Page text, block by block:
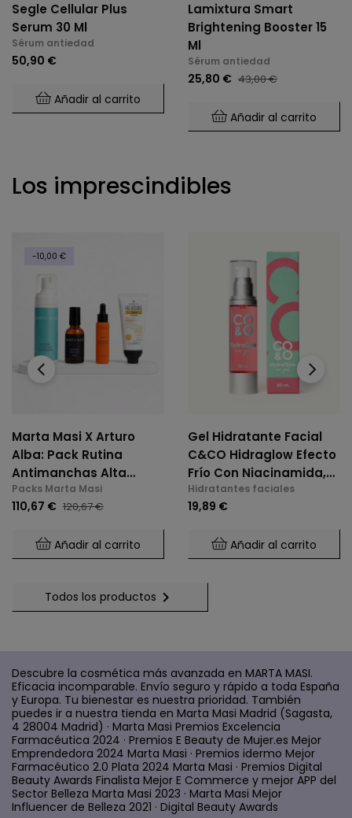
Segle Cellular Plus
Serum 30 Ml
Sérum antiedad
50,90 €
Añadir al carrito
Lamixtura Smart
Brightening Booster 15
Ml
Sérum antiedad
25,80 € 43,00 €
Añadir al carrito
Los imprescindibles
-10,00 €
Marta Masi X Arturo
Alba: Pack Rutina
Antimanchas Alta
Potencia
Packs Marta Masi
110,67 € 120,67 €
Añadir al carrito
Gel Hidratante Facial
C&CO Hidraglow Efecto
Frío Con Niacinamida,
Xylitol, Panthenol,
Elastina Marina, Para
Hidratantes faciales
19,89 €
Añadir al carrito
‹ ›
Todos los productos 
Descubre la cosmética más avanzada en MARTA MASI.
Eficacia incomparable. Envío seguro y rápido a toda España
y Europa. Tu bienestar es nuestra prioridad. También
puedes ir a nuestra tienda en Marta Masi Madrid (Sagasta,
4 28004 Madrid) · Marta Masi Premios Excelencia
Farmacéutica 2024 · Premios E Beauty de Mujer.es Mejor
Emprendedora 2024 Marta Masi · Premios idermo Mejor
Farmacéutico 2.0 Plata 2024 Marta Masi · Premios Digital
Beauty Awards Finalista Mejor E Commerce y mejor APP del
Sector Belleza Marta Masi 2023 · Marta Masi Mejor
Influencer de Belleza 2021 · Digital Beauty Awards